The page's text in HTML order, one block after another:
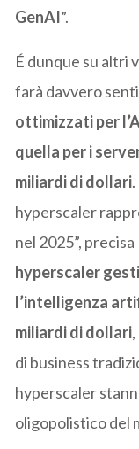
GenAI”.
É dunque su altri
farà davvero
ottimizzati per
quella per i
miliardi di dollari
hyperscaler
nel 2025”,
hyperscaler
l’intelligenza
miliardi di dollari
di business
hyperscaler
oligopolistico del